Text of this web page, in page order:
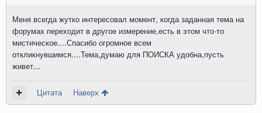
Меня всегда жутко интересовал момент, когда заданная тема на
форумах переходит в другое измерение,есть в этом что-то
мистическое....Спасибо огромное всем
откликнувшимся....Тема,думаю для ПОИСКА удобна,пусть
живет...
Цитата Наверх